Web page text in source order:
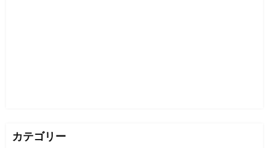
カテゴリー